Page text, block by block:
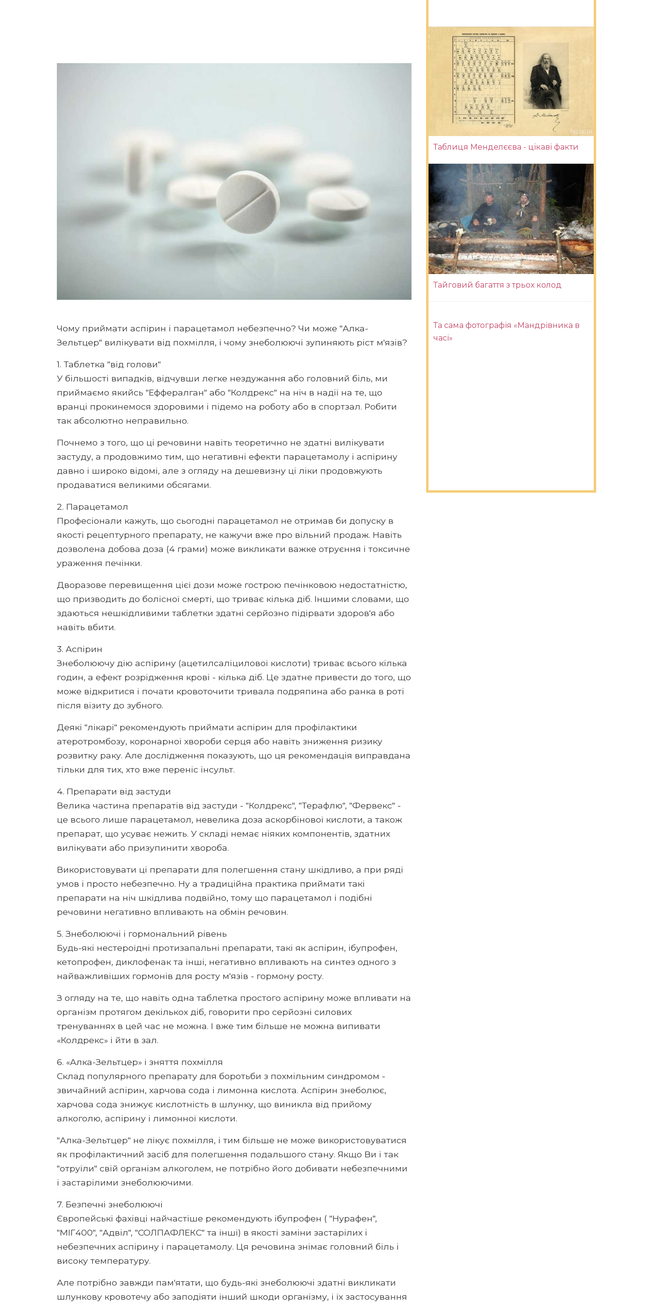
Чому приймати аспірин і парацетамол небезпечно? Чи може "Алка-
Зельтцер" вилікувати від похмілля, і чому знеболюючі зупиняють ріст м'язів?
1. Таблетка "від голови"
У більшості випадків, відчувши легке нездужання або головний біль, ми
приймаємо якийсь "Еффералган" або "Колдрекс" на ніч в надії на те, що
вранці прокинемося здоровими і підемо на роботу або в спортзал. Робити
так абсолютно неправильно.
Почнемо з того, що ці речовини навіть теоретично не здатні вилікувати
застуду, а продовжимо тим, що негативні ефекти парацетамолу і аспірину
давно і широко відомі, але з огляду на дешевизну ці ліки продовжують
продаватися великими обсягами.
2. Парацетамол
Професіонали кажуть, що сьогодні парацетамол не отримав би допуску в
якості рецептурного препарату, не кажучи вже про вільний продаж. Навіть
дозволена добова доза (4 грами) може викликати важке отруєння і токсичне
ураження печінки.
Дворазове перевищення цієї дози може гострою печінковою недостатністю,
що призводить до болісної смерті, що триває кілька діб. Іншими словами, що
здаються нешкідливими таблетки здатні серйозно підірвати здоров'я або
навіть вбити.
3. Аспірин
Знеболюючу дію аспірину (ацетилсаліцилової кислоти) триває всього кілька
годин, а ефект розрідження крові - кілька діб. Це здатне привести до того, що
може відкритися і почати кровоточити тривала подряпина або ранка в роті
після візиту до зубного.
Деякі "лікарі" рекомендують приймати аспірин для профілактики
атеротромбозу, коронарної хвороби серця або навіть зниження ризику
розвитку раку. Але дослідження показують, що ця рекомендація виправдана
тільки для тих, хто вже переніс інсульт.
4. Препарати від застуди
Велика частина препаратів від застуди - "Колдрекс", "Терафлю", "Фервекс" -
це всього лише парацетамол, невелика доза аскорбінової кислоти, а також
препарат, що усуває нежить. У складі немає ніяких компонентів, здатних
вилікувати або призупинити хвороба.
Використовувати ці препарати для полегшення стану шкідливо, а при ряді
умов і просто небезпечно. Ну а традиційна практика приймати такі
препарати на ніч шкідлива подвійно, тому що парацетамол і подібні
речовини негативно впливають на обмін речовин.
5. Знеболюючі і гормональний рівень
Будь-які нестероїдні протизапальні препарати, такі як аспірин, ібупрофен,
кетопрофен, диклофенак та інші, негативно впливають на синтез одного з
найважливіших гормонів для росту м'язів - гормону росту.
З огляду на те, що навіть одна таблетка простого аспірину може впливати на
організм протягом декількох діб, говорити про серйозні силових
тренуваннях в цей час не можна. І вже тим більше не можна випивати
«Колдрекс» і йти в зал.
6. «Алка-Зельтцер» і зняття похмілля
Склад популярного препарату для боротьби з похмільним синдромом -
звичайний аспірин, харчова сода і лимонна кислота. Аспірин знеболює,
харчова сода знижує кислотність в шлунку, що виникла від прийому
алкоголю, аспірину і лимонної кислоти.
"Алка-Зельтцер" не лікує похмілля, і тим більше не може використовуватися
як профілактичний засіб для полегшення подальшого стану. Якщо Ви і так
"отруїли" свій організм алкоголем, не потрібно його добивати небезпечними
і застарілими знеболюючими.
7. Безпечні знеболюючі
Європейські фахівці найчастіше рекомендують ібупрофен ( "Нурафен",
"МІГ400", "Адвіл", "СОЛПАФЛЕКС" та інші) в якості заміни застарілих і
небезпечних аспірину і парацетамолу. Ця речовина знімає головний біль і
високу температуру.
Але потрібно завжди пам'ятати, що будь-які знеболюючі здатні викликати
шлункову кровотечу або заподіяти інший шкоди організму, і їх застосування
Таблиця Менделєєва - цікаві факти
Тайговий багаття з трьох колод
Та сама фотографія «Мандрівника в
часі»